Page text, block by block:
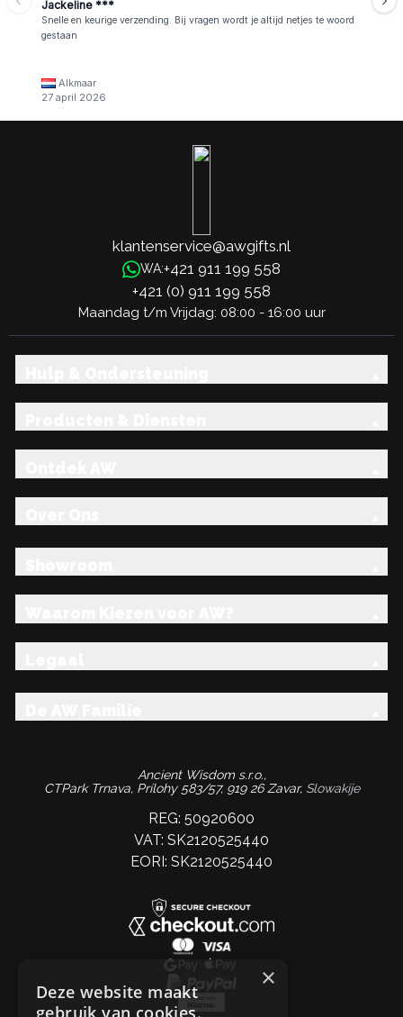
Jackeline ***
Snelle en keurige verzending. Bij vragen wordt je altijd netjes te woord
gestaan
Alkmaar
27 april 2026
klantenservice@awgifts.nl
WA:+421 911 199 558
+421 (0) 911 199 558
Maandag t/m Vrijdag: 08:00 - 16:00 uur
Ancient Wisdom s.r.o.,
CTPark Trnava, Prílohy 583/57, 919 26 Zavar, Slowakije
REG: 50920600
VAT: SK2120525440
EORI: SK2120525440
×
Deze website maakt
gebruik van cookies.